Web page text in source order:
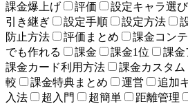
課金爆上げ
評価 設定キャラ選び
引き継ぎ
設定手順 設定方法
防止方法
評価まとめ 課金コン
でも作れる
課金 課金1位 課金
課金カード利用方法
課金カスタム
較
課金特典まとめ 運営 追加
入法
超入門 超簡単 距離管理